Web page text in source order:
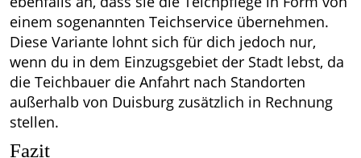
einem sogenannten Teichservice übernehmen.
Diese Variante lohnt sich für dich jedoch nur,
wenn du in dem Einzugsgebiet der Stadt lebst, da
die Teichbauer die Anfahrt nach Standorten
außerhalb von Duisburg zusätzlich in Rechnung
stellen.
Fazit